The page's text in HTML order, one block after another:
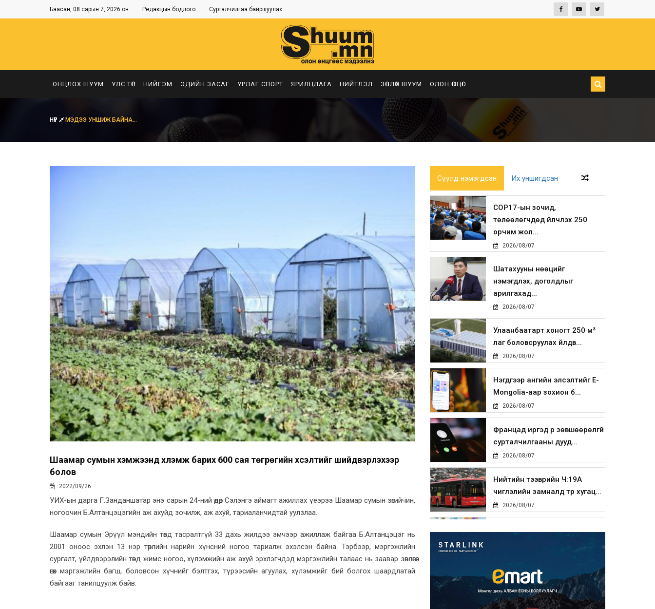
Баасан, 08 сарын 7, 2026 он Редакцын бодлого Сурталчилгаа байршуулах
ОНЦЛОХ ШУУМ УЛС ТӨР НИЙГЭМ ЭДИЙН ЗАСАГ УРЛАГ СПОРТ ЯРИЛЦЛАГА НИЙТЛЭЛ ЗӨВЛӨХ ШУУМ ОЛОН ӨНЦӨГ
НҮҮР МЭДЭЭ УНШИЖ БАЙНА...
Шаамар сумын хэмжээнд хүлэмж барих 600 сая төгрөгийн хүсэлтийг шийдвэрлэхээр
болов
2022/09/26
УИХ-ын дарга Г.Занданшатар энэ сарын 24-ний өдөр Сэлэнгэ аймагт ажиллах үеэрээ Шаамар сумын зөгийчин,
ногоочин Б.Алтанцэцэгийн аж ахуйд зочилж, аж ахуй, тариаланчидтай уулзлаа.
Шаамар сумын Эрүүл мэндийн төвд тасралтгүй 33 дахь жилдээ эмчээр ажиллаж байгаа Б.Алтанцэцэг нь
2001 оноос эхлэн 13 нэр төрлийн нарийн хүнсний ногоо тариалж эхэлсэн байна. Тэрбээр, мэргэжлийн
сургалт, үйлдвэрэлийн төвд жимс ногоо, хүлэмжийн аж ахуй эрхлэгчдэд мэргэжлийн талаас нь заавар зөвлөгөө
өгөх мэргэжлийн багш, боловсон хүчнийг бэлтгэх, түрээсийн агуулах, хүлэмжийг бий болгох шаардлатай
байгааг танилцуулж байв.
Сүүлд нэмэгдсэн Их уншигдсан
COP17-ын зочид,
төлөөлөгчдөд үйлчлэх 250
орчим жол...
2026/08/07
Шатахууны нөөцийг
нэмэгдүүлэх, доголдлыг
арилгахад...
2026/08/07
Улаанбаатарт хоногт 250 м³
лаг боловсруулах үйлдв...
2026/08/07
Нэгдүгээр ангийн элсэлтийг E-
Mongolia-аар зохион б...
2026/08/07
Францад иргэд рүү зөвшөөрөлгүй
сурталчилгааны дууд...
2026/08/07
Нийтийн тээврийн Ч:19А
чиглэлийн замналд түр хугац...
2026/08/07
2026/08/07
Улаанбаатарт өдөртөө 30 хэм
дулаан
2026/08/07